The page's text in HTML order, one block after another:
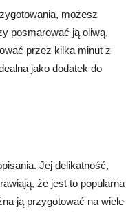
możesz
posmarować ją oliwą,
przez kilka minut z
jako dodatek do
Jej delikatność,
że jest to popularna
ją przygotować na wiele